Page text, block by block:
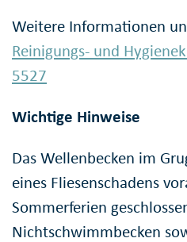
Weitere Informationen
Reinigungs- und
5527
Wichtige Hinweise
Das Wellenbecken im
eines Fliesenschadens
Sommerferien
Nichtschwimmbecken